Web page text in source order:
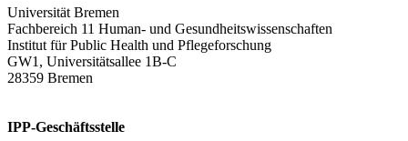
Universität Bremen
Fachbereich 11 Human- und Gesundheitswissenschaften
Institut für Public Health und Pflegeforschung
GW1, Universitätsallee 1B-C
28359 Bremen
IPP-Geschäftsstelle